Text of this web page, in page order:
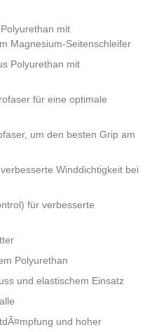
mit
Magnesium-Seitenschleifer
Polyurethan mit
für eine optimale
um den besten Grip am
Winddichtigkeit bei
für verbesserte
Polyurethan
und elastischem Einsatz
und hoher